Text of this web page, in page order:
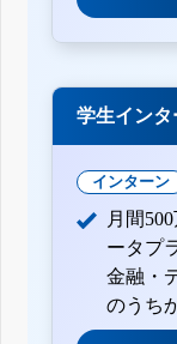
学生インタ
インターン
月間
ータプ
金融・
のうち